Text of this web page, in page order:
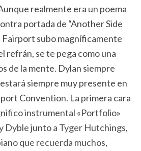
realmente era un poema
portada de “Another Side
Fairport subo magníficamente
refrán, se te pega como una
de la mente. Dylan siempre
siempre muy presente en
Convention. La primera cara
instrumental «Portfolio»
Dyble junto a Tyger Hutchings,
que recuerda muchos,